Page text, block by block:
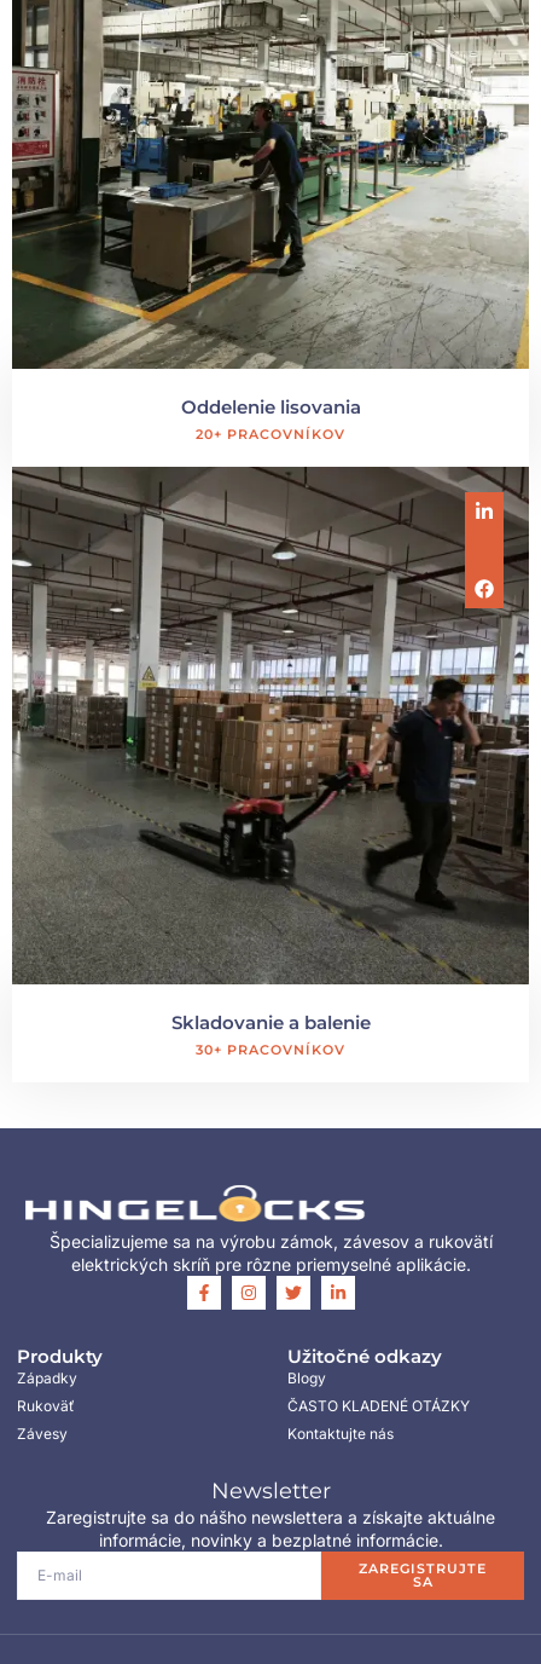
Oddelenie lisovania
20+ PRACOVNÍKOV
Skladovanie a balenie
30+ PRACOVNÍKOV
Špecializujeme sa na výrobu zámok, závesov a rukovätí
elektrických skríň pre rôzne priemyselné aplikácie.
Produkty
Západky
Rukoväť
Závesy
Užitočné odkazy
Blogy
ČASTO KLADENÉ OTÁZKY
Kontaktujte nás
Newsletter
Zaregistrujte sa do nášho newslettera a získajte aktuálne
informácie, novinky a bezplatné informácie.
ZAREGISTRUJTE
SA